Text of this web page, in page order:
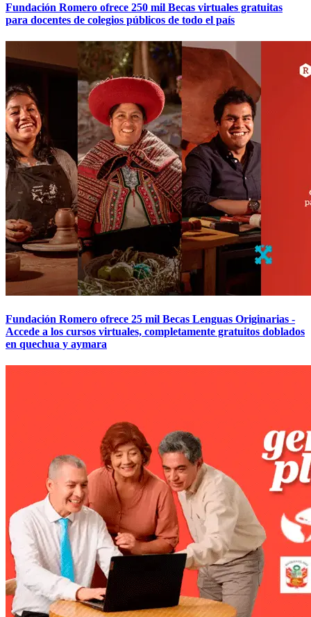
Fundación Romero ofrece 250 mil Becas virtuales gratuitas
para docentes de colegios públicos de todo el país
Fundación Romero ofrece 25 mil Becas Lenguas Originarias -
Accede a los cursos virtuales, completamente gratuitos doblados
en quechua y aymara